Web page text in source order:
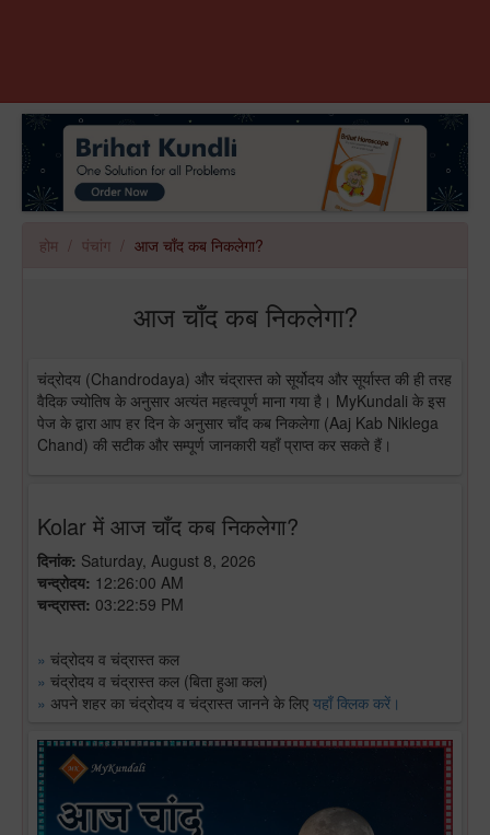
होम पंचांग आज चाँद कब निकलेगा?
आज चाँद कब निकलेगा?
चंद्रोदय (Chandrodaya) और चंद्रास्त को सूर्योदय और सूर्यास्त की ही तरह
वैदिक ज्योतिष के अनुसार अत्यंत महत्वपूर्ण माना गया है। MyKundali के इस
पेज के द्वारा आप हर दिन के अनुसार चाँद कब निकलेगा (Aaj Kab Niklega
Chand) की सटीक और सम्पूर्ण जानकारी यहाँ प्राप्त कर सकते हैं।
Kolar में आज चाँद कब निकलेगा?
दिनांक: Saturday, August 8, 2026
चन्द्रोदय: 12:26:00 AM
चन्द्रास्त: 03:22:59 PM
» चंद्रोदय व चंद्रास्त कल
» चंद्रोदय व चंद्रास्त कल (बिता हुआ कल)
» अपने शहर का चंद्रोदय व चंद्रास्त जानने के लिए यहाँ क्लिक करें।